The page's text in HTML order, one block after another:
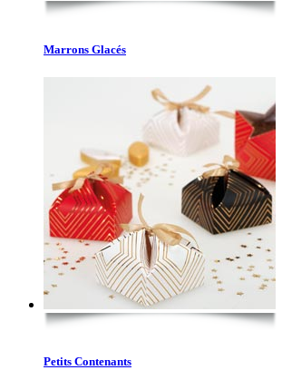
Marrons Glacés
Petits Contenants